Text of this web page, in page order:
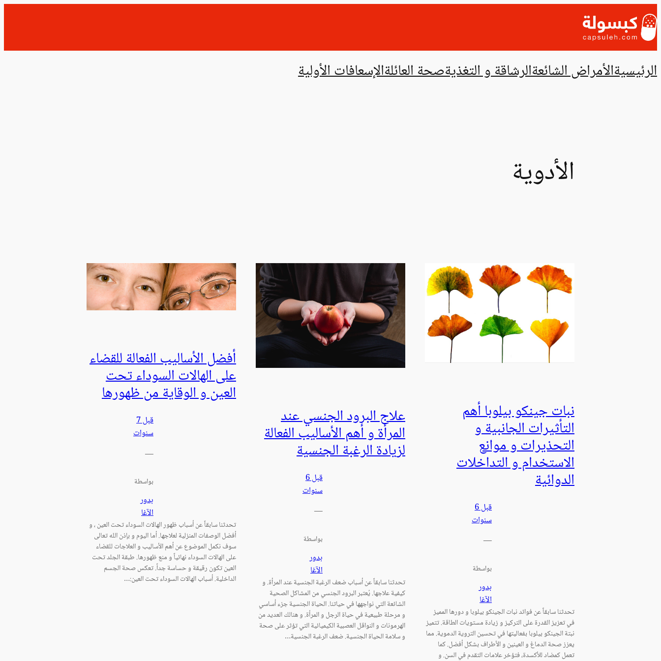
إلى
المحتوى
الرئيسيةالأمراض الشائعةالرشاقة و التغذيةصحة العائلةالإسعافات الأولية
الأدوية
نبات جينكو بيلوبا أهم
التأثيرات الجانبية و
التحذيرات و موانع
الاستخدام و التداخلات
الدوائية
قبل 6
سنوات
—
بواسطة
بدور
الآغا
تحدثنا سابقاً عن فوائد نبات الجينكو بيلوبا و دورها المميز
في تعزيز القدرة على التركيز و زيادة مستويات الطاقة. تتميز
نبتة الجينكو بيلوبا بفعاليتها في تحسين التروية الدموية. مما
يعزز صحة الدماغ و العينين و الأطراف بشكل أفضل. كما
تعمل كمضاد للأكسدة، فتؤخر علامات التقدم في السن. و
علاج البرود الجنسي عند
المرأة و أهم الأساليب الفعالة
لزيادة الرغبة الجنسية
قبل 6
سنوات
—
بواسطة
بدور
الآغا
تحدثنا سابقاً عن أسباب ضعف الرغبة الجنسية عند المرأة. و
كيفية علاجها. يُعتبر البرود الجنسي من المشاكل الصحية
الشائعة التي نواجهها في حياتنا. الحياة الجنسية جزء أساسي
و مرحلة طبيعية في حياة الرجل و المرأة. و هنالك العديد من
الهرمونات و النواقل العصبية الكيميائية التي تؤثر على صحة
و سلامة الحياة الجنسية. ضعف الرغبة الجنسية…
أفضل الأساليب الفعالة للقضاء
على الهالات السوداء تحت
العين و الوقاية من ظهورها
قبل 7
سنوات
—
بواسطة
بدور
الآغا
تحدثنا سابقاً عن أسباب ظهور الهالات السوداء تحت العين ، و
أفضل الوصفات المنزلية لعلاجها. أما اليوم و بإذن الله تعالى
سوف نكمل الموضوع عن أهم الأساليب و العلاجات للقضاء
على الهالات السوداء نهائياً و منع ظهورها. طبقة الجلد تحت
العين تكون رقيقة و حساسة جداً. تعكس صحة الجسم
الداخلية. أسباب الهالات السوداء تحت العين:…